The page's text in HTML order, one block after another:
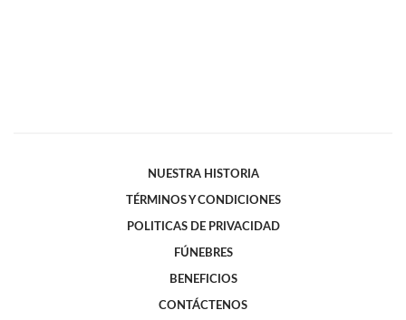
NUESTRA HISTORIA
TÉRMINOS Y CONDICIONES
POLITICAS DE PRIVACIDAD
FÚNEBRES
BENEFICIOS
CONTÁCTENOS